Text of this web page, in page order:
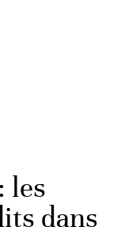
les
dans